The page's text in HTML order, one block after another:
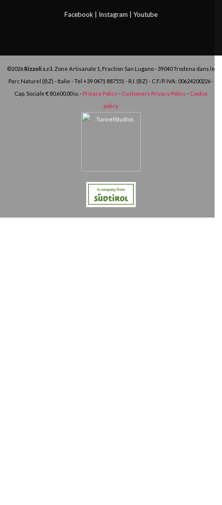
Facebook Instagram Youtube
©2026Rizzoli s.r.l. Zone Artisanale 1, Fraction San Lugano - 39040 Trodena dans le
Parc Naturel (BZ) - Italie - Tel +39 0471 887551 - R.I. (BZ) - C.F./P. IVA: 00624200226 -
Cap. Sociale € 80.600,00 i.v. - Privacy Policy- Customers Privacy Policy- Cookie
policy